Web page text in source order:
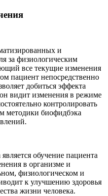
и
за физиологическим
все текущие изменения
пациент непосредственно
добиться эффекта
видит изменения в режиме
контролировать
методики биофидбэка
обучение пациента
в организме и
физиологическом и
к улучшению здоровья
жизни человека.